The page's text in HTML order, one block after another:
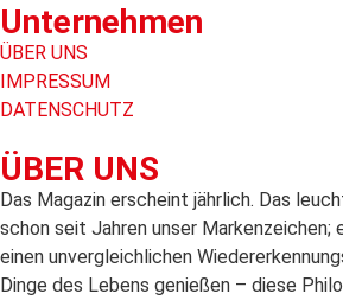
Unternehmen
ÜBER UNS
IMPRESSUM
DATENSCHUTZ
ÜBER UNS
Das Magazin erscheint jährlich. Das
schon seit Jahren unser Markenzeichen;
einen unvergleichlichen
Dinge des Lebens genießen – diese